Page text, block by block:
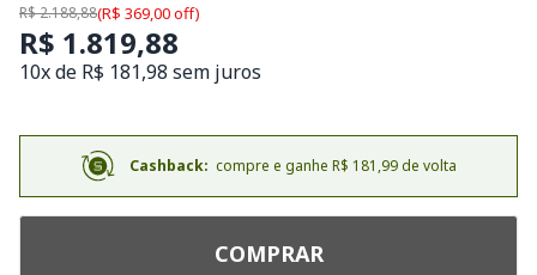
R$ 2.188,88(R$ 369,00 off)
R$ 1.819,88
10x de R$ 181,98 sem juros
Cashback: compre e ganhe R$ 181,99 de volta
COMPRAR